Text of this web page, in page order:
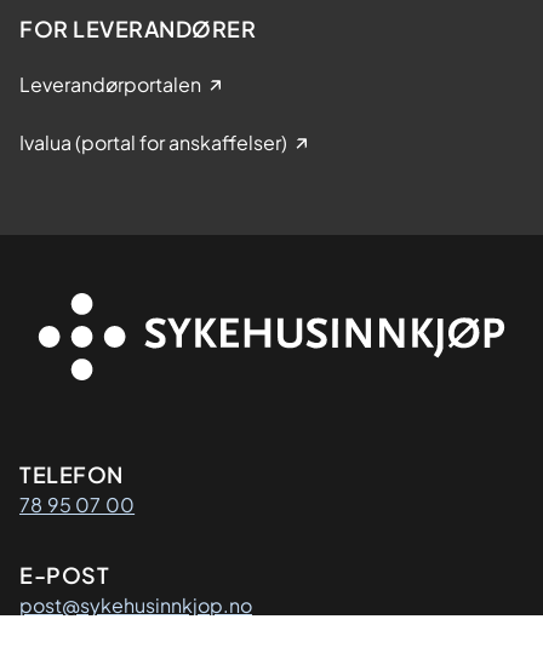
FOR LEVERANDØRER
Leverandørportalen
Ivalua (portal for anskaffelser)
Kontaktinformasjon
TELEFON
78 95 07 00
E-POST
post@sykehusinnkjop.no